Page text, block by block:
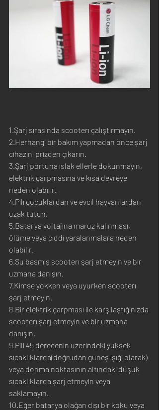
1.Şarj sırasında scooterı çalıştırmayın.
2.Herhangi bir bakım yapmadan önce şarj
cihazını prizden çıkarın.
3.Şarj portuna ıslak ellerle dokunmayın,
elektrik çarpmasına ve kısa devreye
neden olabilir.
4.Pili çocuklardan ve evcil hayvanlardan
uzak tutun.
5.Batarya voltajına maruz kalınması,
ölüme veya ciddi yaralanmalara neden
olabilir.
6.Su basmış scooterı şarj etmeyin ve bir
uzmana danışın.
7.Kimse yokken veya uyurken scooterı
şarj etmeyin.
8.Bir elektrik çarpması ile karşılaştığınızda
scooterı şarj etmeyin ve bir uzmana
danışın.
9.Pili 45 derecenin üzerindeki yüksek
sıcaklıklarda(doğrudan güneş ışığı olarak)
veya donma noktasının altındaki düşük
sıcaklıklarda şarj etmeyin veya
saklamayın.
10.Eğer batarya olağan dışı bir koku veya